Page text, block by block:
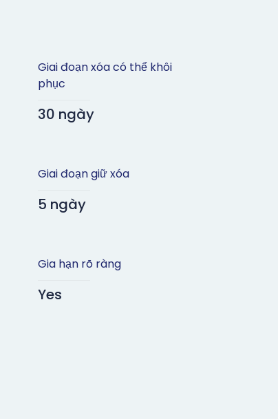
Giai đoạn xóa có thể khôi
phục
30 ngày
Giai đoạn giữ xóa
5 ngày
Gia hạn rõ ràng
Yes